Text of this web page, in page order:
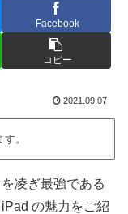
Facebook
コピー
2021.09.07
。
凌ぎ最強である
の魅力をご紹